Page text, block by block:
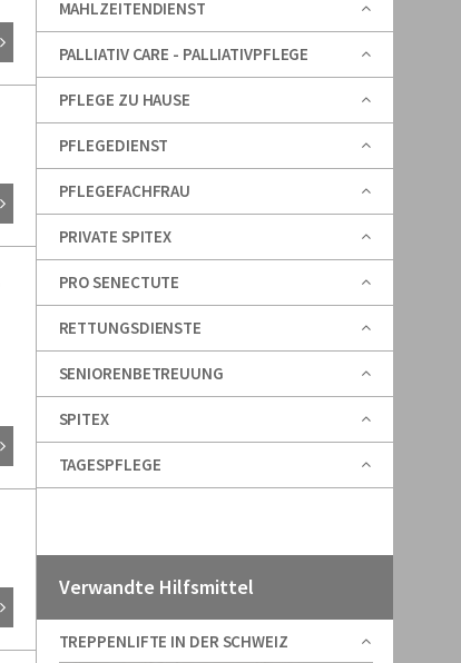
MAHLZEITENDIENST
PALLIATIV CARE - PALLIATIVPFLEGE
PFLEGE ZU HAUSE
PFLEGEDIENST
PFLEGEFACHFRAU
PRIVATE SPITEX
PRO SENECTUTE
RETTUNGSDIENSTE
SENIORENBETREUUNG
SPITEX
TAGESPFLEGE
Verwandte Hilfsmittel
TREPPENLIFTE IN DER SCHWEIZ